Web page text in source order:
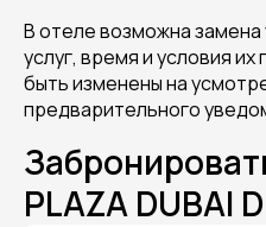
В отеле возможна
услуг, время и условия
быть изменены на
предварительного
PLAZA DUBAI